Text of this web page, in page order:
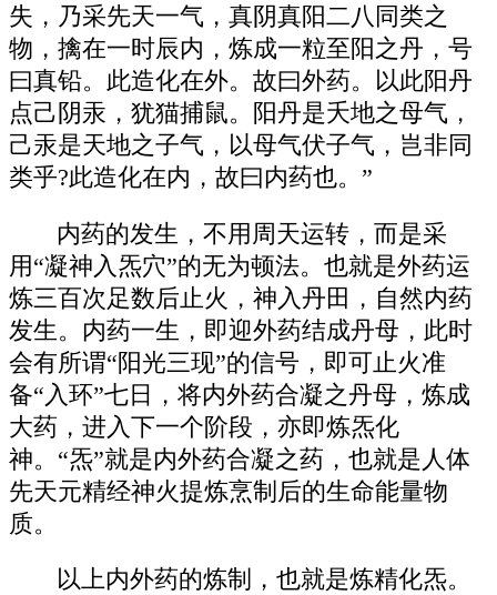
失，乃采先天一气，真阴真阳二八同类之
物，擒在一时辰内，炼成一粒至阳之丹，号
曰真铅。此造化在外。故曰外药。以此阳丹
点己阴汞，犹猫捕鼠。阳丹是夭地之母气，
己汞是天地之子气，以母气伏子气，岂非同
类乎?此造化在内，故曰内药也。”
内药的发生，不用周天运转，而是采
用“凝神入炁穴”的无为顿法。也就是外药运
炼三百次足数后止火，神入丹田，自然内药
发生。内药一生，即迎外药结成丹母，此时
会有所谓“阳光三现”的信号，即可止火准
备“入环”七日，将内外药合凝之丹母，炼成
大药，进入下一个阶段，亦即炼炁化
神。“炁”就是内外药合凝之药，也就是人体
先天元精经神火提炼烹制后的生命能量物
质。
以上内外药的炼制，也就是炼精化炁。